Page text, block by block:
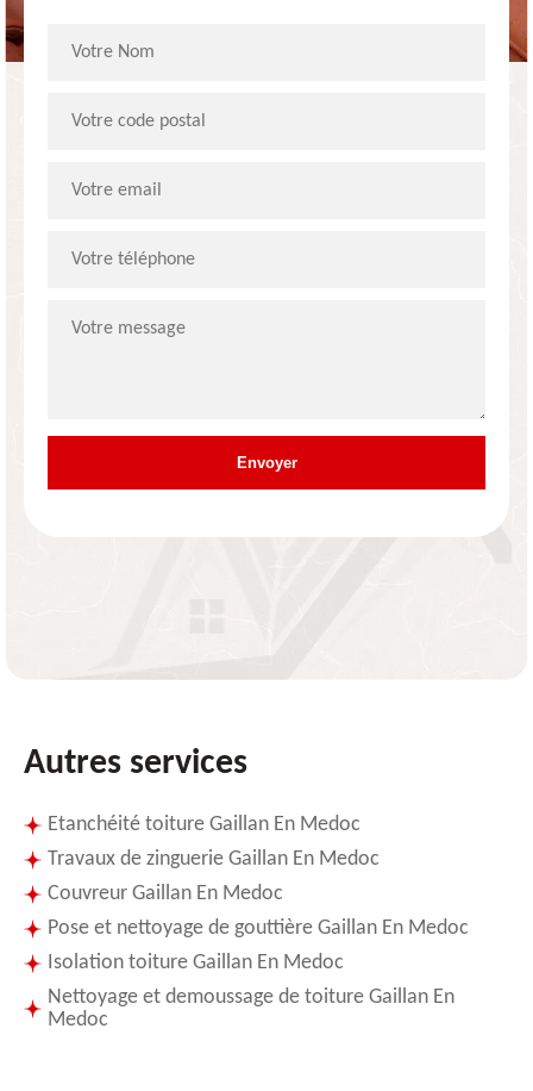
Autres services
Etanchéité toiture Gaillan En Medoc
Travaux de zinguerie Gaillan En Medoc
Couvreur Gaillan En Medoc
Pose et nettoyage de gouttière Gaillan En Medoc
Isolation toiture Gaillan En Medoc
Nettoyage et demoussage de toiture Gaillan En
Medoc